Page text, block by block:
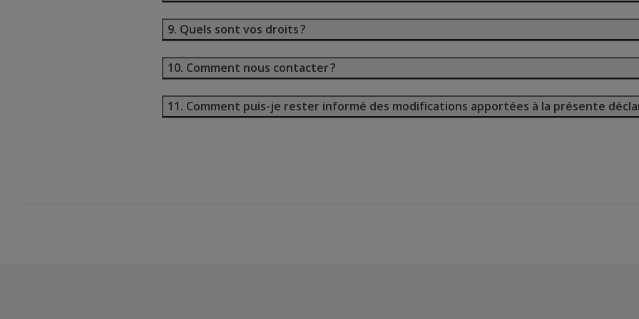
9. Quels sont vos droits ?
10. Comment nous contacter ?
11. Comment puis-je rester informé des modifications apportées à la présente